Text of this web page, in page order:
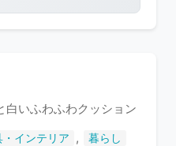
白いふわふわクッション
・インテリア , 暮らし